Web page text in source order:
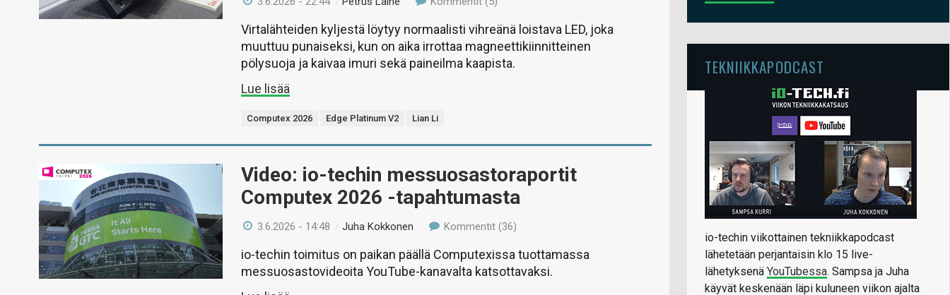
Virtalähteiden kyljestä löytyy normaalisti vihreänä loistava LED, joka
muuttuu punaiseksi, kun on aika irrottaa magneettikiinnitteinen
pölysuoja ja kaivaa imuri sekä paineilma kaapista.
Lue lisää
Computex 2026 Edge Platinum V2 Lian Li
Video: io-techin messuosastoraportit
Computex 2026 -tapahtumasta
3.6.2026 - 14:48 /Juha Kokkonen Kommentit (36)
io-techin toimitus on paikan päällä Computexissa tuottamassa
messuosastovideoita YouTube-kanavalta katsottavaksi.
TEKNIIKKAPODCAST
io-techin viikottainen tekniikkapodcast
lähetetään perjantaisin klo 15 live-
lähetyksenä YouTubessa. Sampsa ja Juha
käyvät keskenään läpi kuluneen viikon ajalta